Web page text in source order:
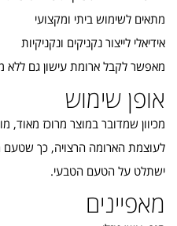
מתאים לשימוש ביתי ומקצועי
אידיאלי לייצור נקניקים ונקניקיות
מאפשר לקבל ארומת עישון גם ללא
אופן שימוש
מכיוון שמדובר במוצר מרוכז
לעוצמת הארומה הרצויה, כך שטעם
ישתלט על הטעם הטבעי.
מאפיינים